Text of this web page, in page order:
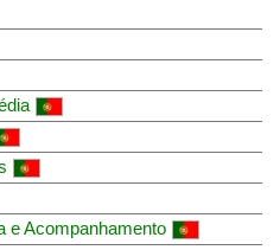
e Acompanhamento